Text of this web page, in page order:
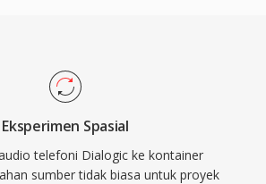
Eksperimen Spasial
telefoni Dialogic ke kontainer
sumber tidak biasa untuk proyek